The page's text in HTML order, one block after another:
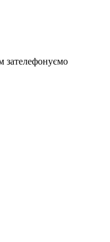
зателефонуємо